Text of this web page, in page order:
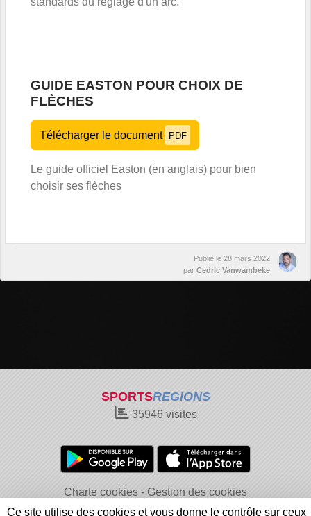
GUIDE EASTON POUR CHOIX DE
FLÈCHES
Télécharger le document PDF
Le guide officiel Easton (en anglais) pour bien
choisir ses flèches
Publié le 28 mars 2022
par Cedric Vanwambeke
SPORTSREGIONS
35946visites
Charte cookies
Gestion des cookies
Informations légales
Signaler un contenu inapproprié
Ce site utilise des cookies et vous donne le contrôle sur ceux